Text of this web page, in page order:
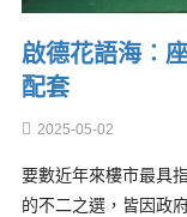
啟德花語海︰
配套
2025-05-02
要數近年來樓市最具
的不二之選，皆因政